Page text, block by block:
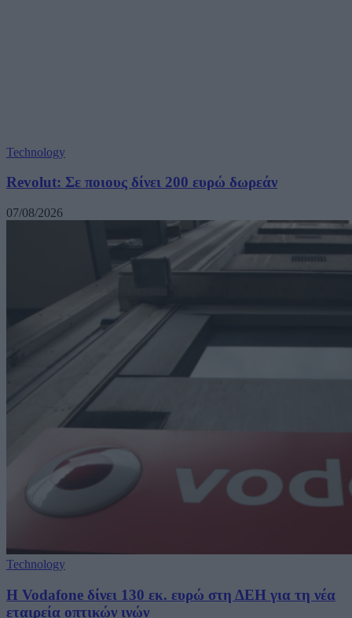
Technology
Revolut: Σε ποιους δίνει 200 ευρώ δωρεάν
07/08/2026
Technology
H Vodafone δίνει 130 εκ. ευρώ στη ΔΕΗ για τη νέα
εταιρεία οπτικών ινών